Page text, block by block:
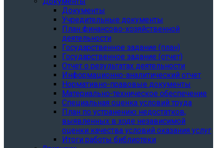
Документы
Учредительные документы
План финансово-хозяйственной
деятельности
Государственное задание (план)
Государственное задание (отчет)
Отчет о результатах деятельности
Информационно-аналитический отчет
Нормативно-правовые документы
Материально-техническое обеспечение
Специальная оценка условий труда
План по устранению недостатков,
выявленных в ходе независимой
оценки качества условий оказания услуг
Итоги работы библиотеки